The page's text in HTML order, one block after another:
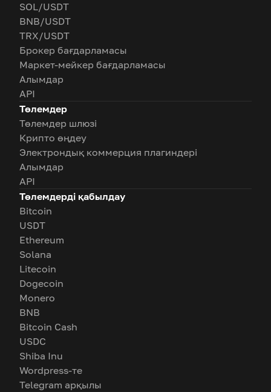
SOL/USDT
BNB/USDT
TRX/USDT
Брокер бағдарламасы
Маркет-мейкер бағдарламасы
Алымдар
API
Төлемдер
Төлемдер шлюзі
Крипто өңдеу
Электрондық коммерция плагиндері
Алымдар
API
Төлемдерді қабылдау
Bitcoin
USDT
Ethereum
Solana
Litecoin
Dogecoin
Monero
BNB
Bitcoin Cash
USDC
Shiba Inu
Wordpress-те
Telegram арқылы